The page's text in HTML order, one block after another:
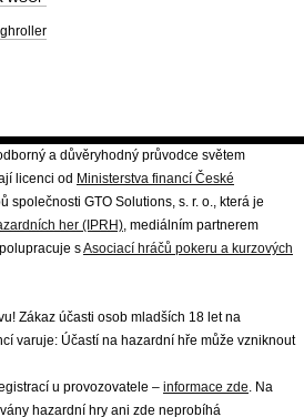
a důvěryhodný průvodce světem
licenci od Ministerstva financí České
společnosti GTO Solutions, s. r. o., která je
her (IPRH) , mediálním partnerem
sAsociací hráčů pokeru a kurzových
Zákaz účasti osob mladších 18 let na
varuje: Účastí na hazardní hře může vzniknout
u provozovatele – informace zde . Na
hazardní hry ani zde neprobíhá